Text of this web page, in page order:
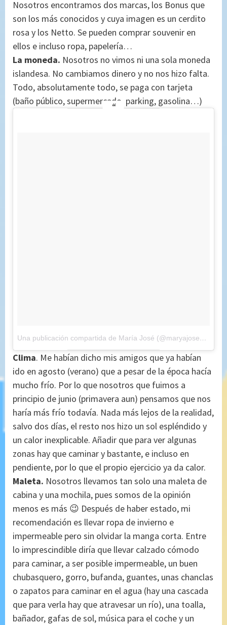
Nosotros encontramos dos marcas, los Bonus que
son los más conocidos y cuya imagen es un cerdito
rosa y los Netto. Se pueden comprar souvenir en
ellos e incluso ropa, papelería…
La moneda. Nosotros no vimos ni una sola moneda
islandesa. No cambiamos dinero y no nos hizo falta.
Todo, absolutamente todo, se paga con tarjeta
(baño público, supermercado, parking, gasolina…)
Una publicación compartida de María José (@maryajosess)
Clima. Me habían dicho mis amigos que ya habían
ido en agosto (verano) que a pesar de la época hacía
mucho frío. Por lo que nosotros que fuimos a
principio de junio (primavera aun) pensamos que nos
haría más frío todavía. Nada más lejos de la realidad,
salvo dos días, el resto nos hizo un sol espléndido y
un calor inexplicable. Añadir que para ver algunas
zonas hay que caminar y bastante, e incluso en
pendiente, por lo que el propio ejercicio ya da calor.
Maleta. Nosotros llevamos tan solo una maleta de
cabina y una mochila, pues somos de la opinión
menos es más 😉 Después de haber estado, mi
recomendación es llevar ropa de invierno e
impermeable pero sin olvidar la manga corta. Entre
lo imprescindible diría que llevar calzado cómodo
para caminar, a ser posible impermeable, un buen
chubasquero, gorro, bufanda, guantes, unas chanclas
o zapatos para caminar en el agua (hay una cascada
que para verla hay que atravesar un río), una toalla,
bañador, gafas de sol, música para el coche y un